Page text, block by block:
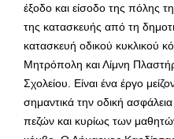
έξοδο και είσοδο της πόλης
της κατασκευής από τη
κατασκευή οδικού κυκλικού
Μητρόπολη και Λίμνη
Σχολείου. Είναι ένα έργο
σημαντικά την οδική
πεζών και κυρίως των